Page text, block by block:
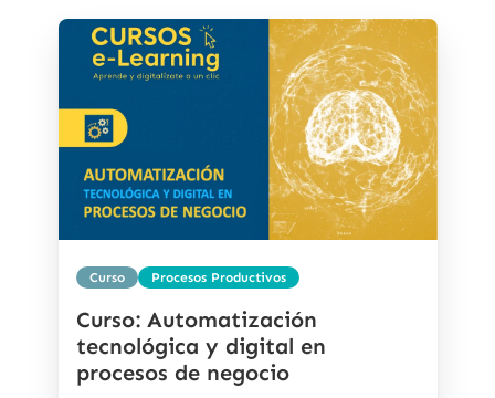
Curso Procesos Productivos
Curso: Automatización
tecnológica y digital en
procesos de negocio